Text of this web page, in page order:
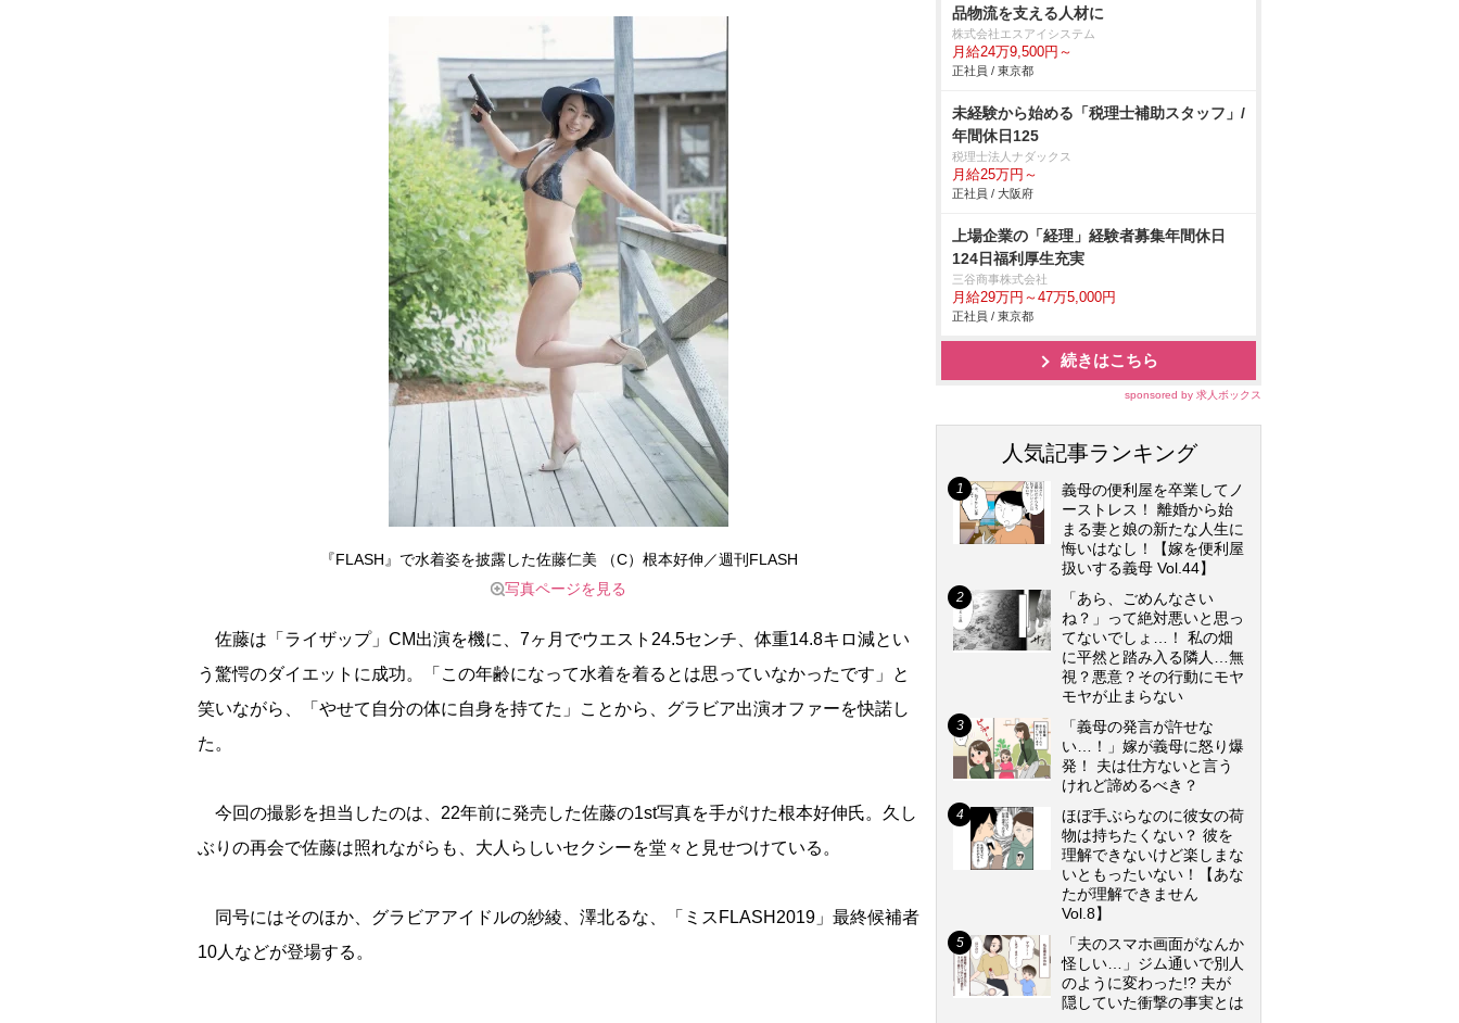
『FLASH』で水着姿を披露した佐藤仁美 （C）根本好伸／週刊FLASH
写真ページを見る
佐藤は「ライザップ」CM出演を機に、7ヶ月でウエスト24.5センチ、体重14.8キロ減とい
う驚愕のダイエットに成功。「この年齢になって水着を着るとは思っていなかったです」と
笑いながら、「やせて自分の体に自身を持てた」ことから、グラビア出演オファーを快諾し
た。
今回の撮影を担当したのは、22年前に発売した佐藤の1st写真を手がけた根本好伸氏。久し
ぶりの再会で佐藤は照れながらも、大人らしいセクシーを堂々と見せつけている。
同号にはそのほか、グラビアアイドルの紗綾、澤北るな、「ミスFLASH2019」最終候補者
10人などが登場する。
品物流を支える人材に
株式会社エスアイシステム
月給24万9,500円～
正社員 / 東京都
未経験から始める「税理士補助スタッフ」/
年間休日125
税理士法人ナダックス
月給25万円～
正社員 / 大阪府
上場企業の「経理」経験者募集年間休日
124日福利厚生充実
三谷商事株式会社
月給29万円～47万5,000円
正社員 / 東京都
続きはこちら
sponsored by 求人ボックス
人気記事ランキング
義母の便利屋を卒業してノ
ーストレス！ 離婚から始
まる妻と娘の新たな人生に
悔いはなし！【嫁を便利屋
扱いする義母 Vol.44】
「あら、ごめんなさい
ね？」って絶対悪いと思っ
てないでしょ…！ 私の畑
に平然と踏み入る隣人…無
視？悪意？その行動にモヤ
モヤが止まらない
「義母の発言が許せな
い…！」嫁が義母に怒り爆
発！ 夫は仕方ないと言う
けれど諦めるべき？
ほぼ手ぶらなのに彼女の荷
物は持ちたくない？ 彼を
理解できないけど楽しまな
いともったいない！【あな
たが理解できません
Vol.8】
「夫のスマホ画面がなんか
怪しい…」ジム通いで別人
のように変わった!? 夫が
隠していた衝撃の事実とは